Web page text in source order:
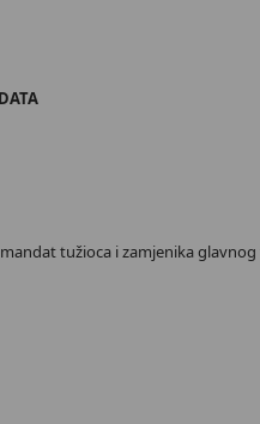
tužioca i zamjenika